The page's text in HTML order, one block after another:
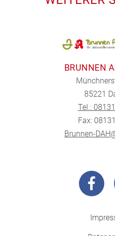
BRUNNEN
85221
Tel.:
Fax:
Brunnen-